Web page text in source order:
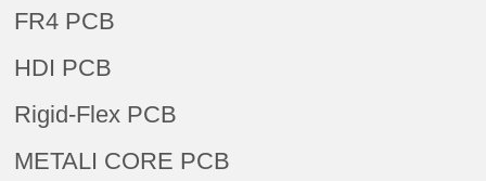
FR4 PCB
HDI PCB
Rigid-Flex PCB
METALI CORE PCB